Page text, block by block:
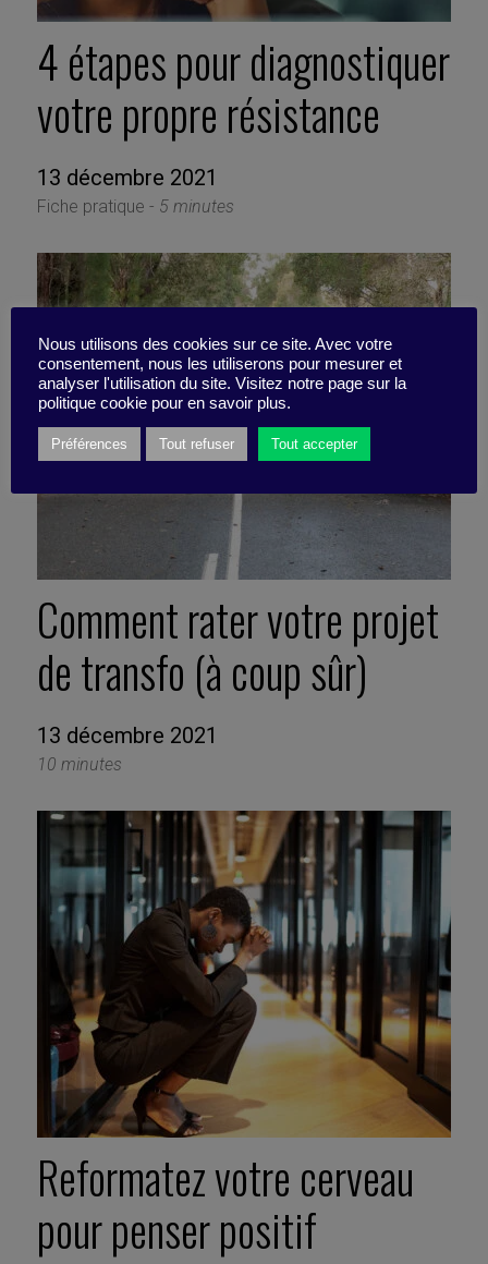
4 étapes pour diagnostiquer
votre propre résistance
13 décembre 2021
Fiche pratique - 5 minutes
Comment rater votre projet
de transfo (à coup sûr)
13 décembre 2021
10 minutes
Reformatez votre cerveau
pour penser positif
Nous utilisons des cookies sur ce site. Avec votre
consentement, nous les utiliserons pour mesurer et
analyser l'utilisation du site. Visitez notre page sur la
politique cookie pour en savoir plus.
Préférences Tout refuser Tout accepter